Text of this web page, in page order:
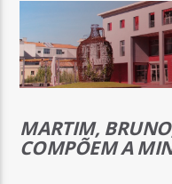
ON FM
MARTIM,
COMPÕEM A